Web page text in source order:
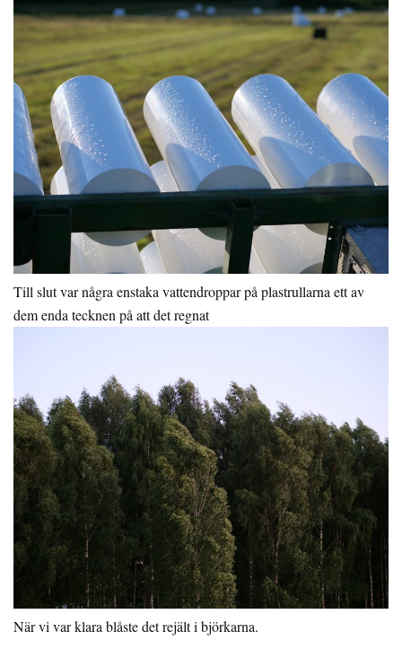
Till slut var några enstaka vattendroppar på plastrullarna ett av
dem enda tecknen på att det regnat
När vi var klara blåste det rejält i björkarna.